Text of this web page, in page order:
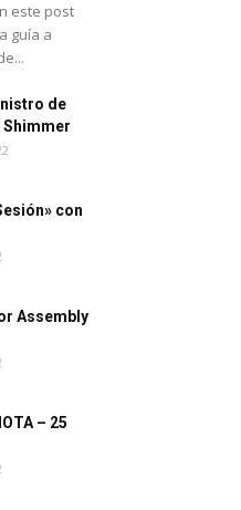
este post
guía a
de
Shimmer
con
Assembly
– 25